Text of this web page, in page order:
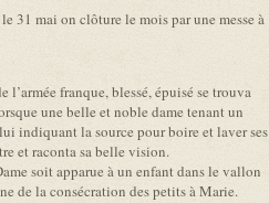
31 mai on clôture le mois par une messe à
l’armée franque, blessé, épuisé se trouva
une belle et noble dame tenant un
indiquant la source pour boire et laver ses
et raconta sa belle vision.
soit apparue à un enfant dans le vallon
de la consécration des petits à Marie.